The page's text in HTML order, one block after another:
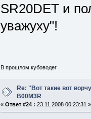
SR20DET и
уважуху"!
В прошлом кубоводег
Re: "Вот такие вот
B00M3R
« Ответ #24 : 23.11.2008 00:23:31 »